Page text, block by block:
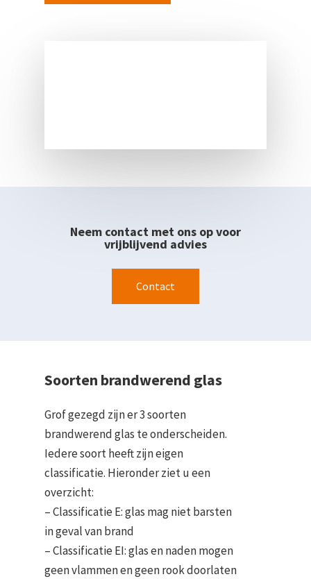
Neem contact met ons op voor
vrijblijvend advies
Contact
Soorten brandwerend glas
Grof gezegd zijn er 3 soorten
brandwerend glas te onderscheiden.
Iedere soort heeft zijn eigen
classificatie. Hieronder ziet u een
overzicht:
– Classificatie E: glas mag niet barsten
in geval van brand
– Classificatie EI: glas en naden mogen
geen vlammen en geen rook doorlaten